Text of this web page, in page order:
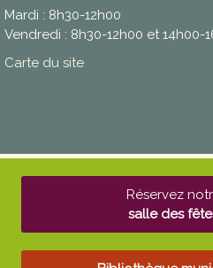
Mardi : 8h30-12h00
Vendredi : 8h30-12h00 et 14h00-
Carte du site
Réservez
salle des